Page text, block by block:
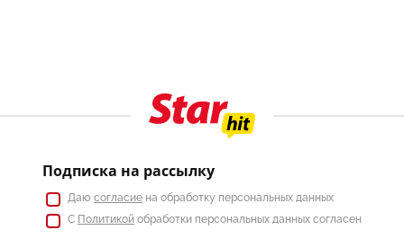
Подписка на рассылку
Даю согласие на обработку персональных данных
С Политикой обработки персональных данных согласен